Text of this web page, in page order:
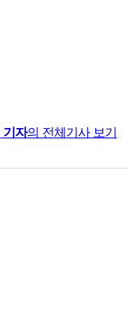
기자의 전체기사 보기